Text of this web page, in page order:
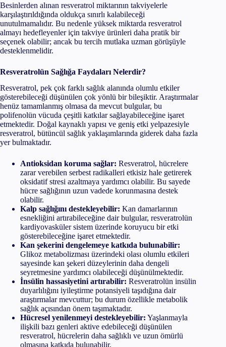
Besinlerden alınan resveratrol miktarının takviyelerle
karşılaştırıldığında oldukça sınırlı kalabileceği
unutulmamalıdır. Bu nedenle yüksek miktarda resveratrol
almayı hedefleyenler için takviye ürünleri daha pratik bir
seçenek olabilir; ancak bu tercih mutlaka uzman görüşüyle
desteklenmelidir.
Resveratrolün Sağlığa Faydaları Nelerdir?
Resveratrol, pek çok farklı sağlık alanında olumlu etkiler
gösterebileceği düşünülen çok yönlü bir bileşiktir. Araştırmalar
henüz tamamlanmış olmasa da mevcut bulgular, bu
polifenolün vücuda çeşitli katkılar sağlayabileceğine işaret
etmektedir. Doğal kaynaklı yapısı ve geniş etki yelpazesiyle
resveratrol, bütüncül sağlık yaklaşımlarında giderek daha fazla
yer bulmaktadır.
Antioksidan koruma sağlar: Resveratrol, hücrelere
zarar verebilen serbest radikalleri etkisiz hale getirerek
oksidatif stresi azaltmaya yardımcı olabilir. Bu sayede
hücre sağlığının uzun vadede korunmasına destek
olabilir.
Kalp sağlığını destekleyebilir: Kan damarlarının
esnekliğini artırabileceğine dair bulgular, resveratrolün
kardiyovasküler sistem üzerinde koruyucu bir etki
gösterebileceğine işaret etmektedir.
Kan şekerini dengelemeye katkıda bulunabilir:
Glikoz metabolizması üzerindeki olası olumlu etkileri
sayesinde kan şekeri düzeylerinin daha dengeli
seyretmesine yardımcı olabileceği düşünülmektedir.
İnsülin hassasiyetini artırabilir: Resveratrolün insülin
duyarlılığını iyileştirme potansiyeli taşıdığına dair
araştırmalar mevcuttur; bu durum özellikle metabolik
sağlık açısından önem taşımaktadır.
Hücresel yenilenmeyi destekleyebilir: Yaşlanmayla
ilişkili bazı genleri aktive edebileceği düşünülen
resveratrol, hücrelerin daha sağlıklı ve uzun ömürlü
olmasına katkıda bulunabilir.